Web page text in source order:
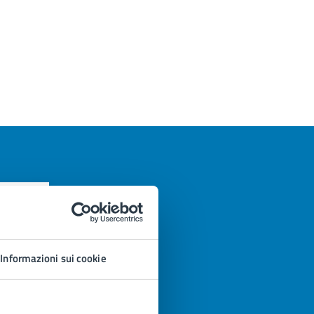
Informazioni sui cookie